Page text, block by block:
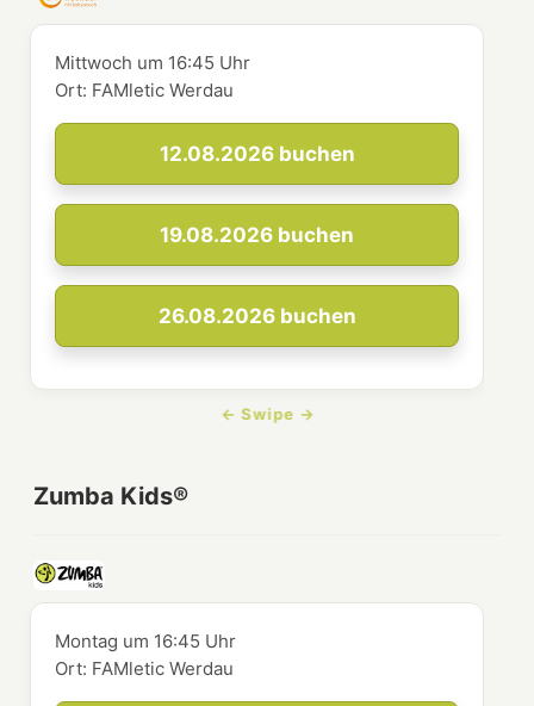
Mittwoch um 16:45 Uhr
Ort: FAMletic Werdau
12.08.2026buchen
19.08.2026 buchen
26.08.2026buchen
Zumba Kids®
Montag um 16:45 Uhr
Ort: FAMletic Werdau